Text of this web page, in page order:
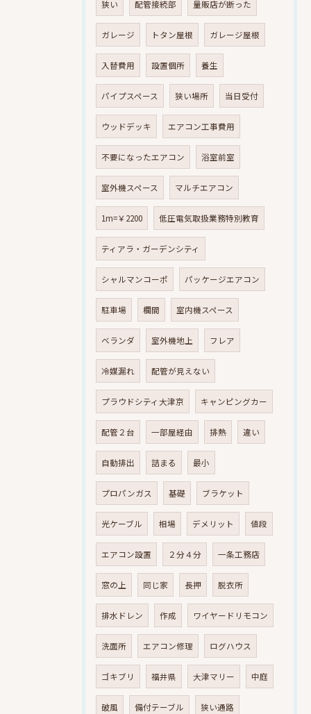
狭い 配管接続部 量販店が断った
ガレージ トタン屋根 ガレージ屋根
入替費用 設置個所 養生
パイプスペース 狭い場所 当日受付
ウッドデッキ エアコン工事費用
不要になったエアコン 浴室前室
室外機スペース マルチエアコン
1m=￥2200 低圧電気取扱業務特別教育
ティアラ・ガーデンシティ
シャルマンコーポ パッケージエアコン
駐車場 欄間 室内機スペース
ベランダ 室外機地上 フレア
冷媒漏れ 配管が見えない
プラウドシティ大津京 キャンピングカー
配管２台 一部屋経由 排熱 違い
自動排出 詰まる 最小
プロパンガス 基礎 ブラケット
光ケーブル 相場 デメリット 値段
エアコン設置 ２分４分 一条工務店
窓の上 同じ家 長押 脱衣所
排水ドレン 作成 ワイヤードリモコン
洗面所 エアコン修理 ログハウス
ゴキブリ 福井県 大津マリー 中庭
破風 備付テーブル 狭い通路